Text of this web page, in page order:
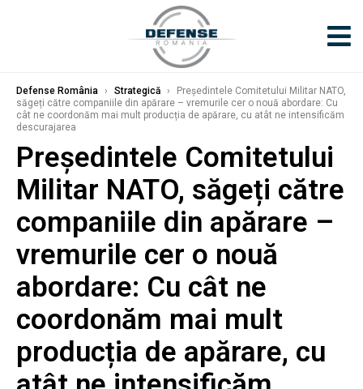
Defense România › Strategică ›
Președintele Comitetului Militar NATO,
săgeți către companiile din apărare – vremurile cer o nouă abordare: Cu
cât ne coordonăm mai mult producția de apărare, cu atât ne intensificăm
descurajarea
Președintele Comitetului
Militar NATO, săgeți către
companiile din apărare –
vremurile cer o nouă
abordare: Cu cât ne
coordonăm mai mult
producția de apărare, cu